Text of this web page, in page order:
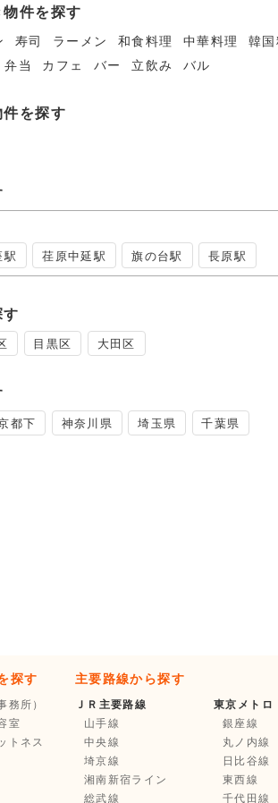
件を探す
寿司 ラーメン 和食料理 中華料理 韓国
弁当 カフェ バー 立飲み バル
を探す
駅 荏原中延駅 旗の台駅 長原駅
目黒区 大田区
都下 神奈川県 埼玉県 千葉県
探す
務所）
室
トネス
主要路線から探す
ＪＲ主要路線
山手線
中央線
埼京線
湘南新宿ライン
総武線
東京メトロ
銀座線
丸ノ内線
日比谷線
東西線
千代田線